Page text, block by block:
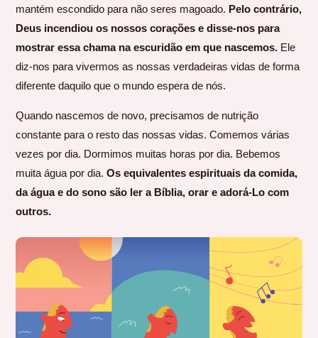
mantém escondido para não seres magoado. Pelo contrário,
Deus incendiou os nossos corações e disse-nos para
mostrar essa chama na escuridão em que nascemos. Ele
diz-nos para vivermos as nossas verdadeiras vidas de forma
diferente daquilo que o mundo espera de nós.
Quando nascemos de novo, precisamos de nutrição
constante para o resto das nossas vidas. Comemos várias
vezes por dia. Dormimos muitas horas por dia. Bebemos
muita água por dia.Os equivalentes espirituais da comida,
da água e do sono são ler a Bíblia, orar e adorá-Lo com
outros.